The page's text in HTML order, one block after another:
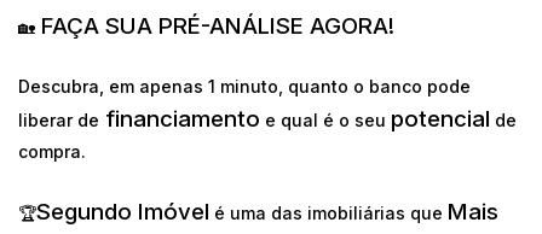
🏡 FAÇA SUA PRÉ-ANÁLISE AGORA!
Descubra, em apenas 1 minuto, quanto o banco pode
liberar de financiamento e qual é o seu potencial de
compra.
🏆Segundo Imóvel é uma das imobiliárias que Mais